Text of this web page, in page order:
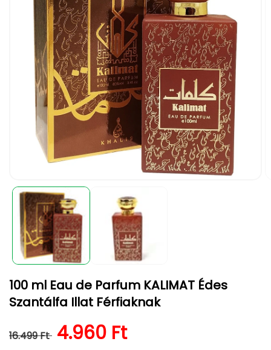
médiafájl
megnyitása
modális
párbeszédpanelen
100 ml Eau de Parfum KALIMAT Édes
Szantálfa Illat Férfiaknak
Normál ár
16.499 Ft Kedvezményes ár
4.960 Ft